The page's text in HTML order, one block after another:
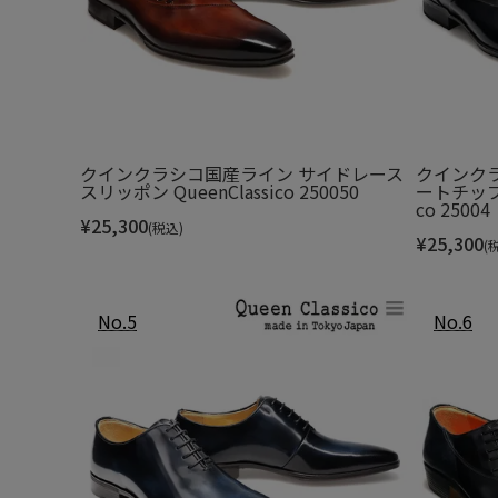
手で持つことも肩から掛けて使
History
2009年にイタリアのイセオ湖で誕生した、伝統的なイタ
ンドL4K3（レーク）。
使用されている生地は、ダイバーのウェットスーツに採
機能性を兼ね備えている。
また、ネオプレーン生地と並ぶL4K3のシンボルであるロ
この「航海用ロープ」と「ネオプレン素材」をシンボル
品質をどこまでも追及していきます。
クインクラシコ国産ライン サイドレース
スリッポン QueenClassico 250050
¥25,300(税込)
クインク
ートチッ
co 25004
¥25,300(